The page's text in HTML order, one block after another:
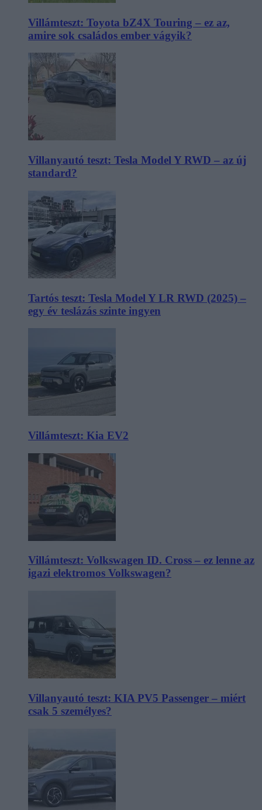
Villámteszt: Toyota bZ4X Touring – ez az,
amire sok családos ember vágyik?
Villanyautó teszt: Tesla Model Y RWD – az új
standard?
Tartós teszt: Tesla Model Y LR RWD (2025) –
egy év teslázás szinte ingyen
Villámteszt: Kia EV2
Villámteszt: Volkswagen ID. Cross – ez lenne az
igazi elektromos Volkswagen?
Villanyautó teszt: KIA PV5 Passenger – miért
csak 5 személyes?